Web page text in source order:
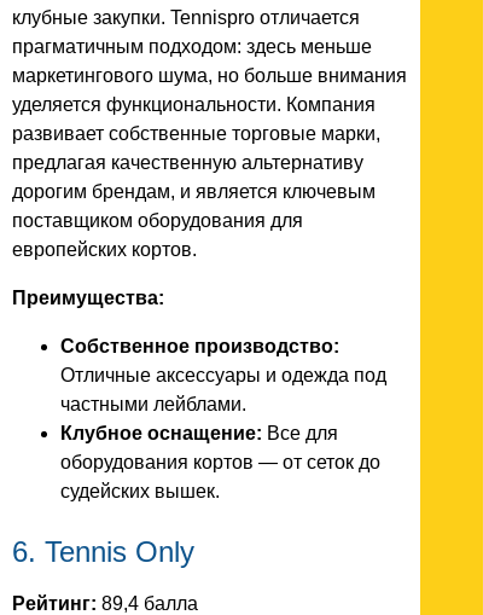
клубные закупки. Tennispro отличается
прагматичным подходом: здесь меньше
маркетингового шума, но больше внимания
уделяется функциональности. Компания
развивает собственные торговые марки,
предлагая качественную альтернативу
дорогим брендам, и является ключевым
поставщиком оборудования для
европейских кортов.
Преимущества:
Собственное производство:
Отличные аксессуары и одежда под
частными лейблами.
Клубное оснащение: Все для
оборудования кортов — от сеток до
судейских вышек.
6. Tennis Only
Рейтинг: 89,4 балла